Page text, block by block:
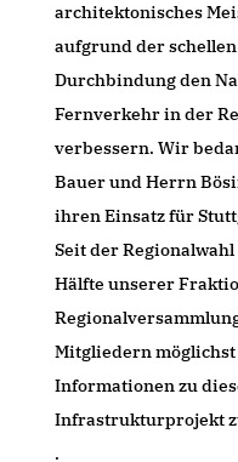
architektonisches
aufgrund der
Durchbindung den
Fernverkehr in der
verbessern. Wir
Bauer und Herrn
ihren Einsatz für
Seit der
Hälfte unserer
Mitgliedern
Informationen zu
Infrastrukturprojekt
.